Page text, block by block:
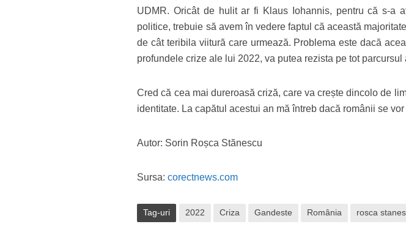
UDMR. Oricât de hulit ar fi Klaus Iohannis, pentru că s-a
politice, trebuie să avem în vedere faptul că această
de cât teribila viitură care urmează. Problema este dacă
profundele crize ale lui 2022, va putea rezista pe tot
Cred că cea mai dureroasă criză, care va crește dincolo de
identitate. La capătul acestui an mă întreb dacă românii se
Autor: Sorin Roșca Stănescu
Sursa:corectnews.com
Tag-uri 2022 Criza Gandeste România rosca